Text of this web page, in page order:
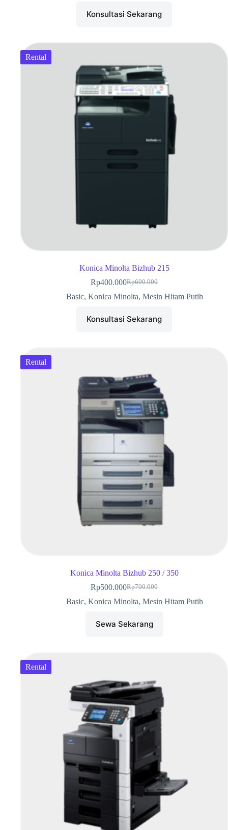
Konsultasi Sekarang
Rental
Konica Minolta Bizhub 215
Rp600.000
Rp400.000
Basic, Konica Minolta, Mesin Hitam Putih
Konsultasi Sekarang
Rental
Konica Minolta Bizhub 250 / 350
Rp700.000
Rp500.000
Basic, Konica Minolta, Mesin Hitam Putih
Sewa Sekarang
Rental